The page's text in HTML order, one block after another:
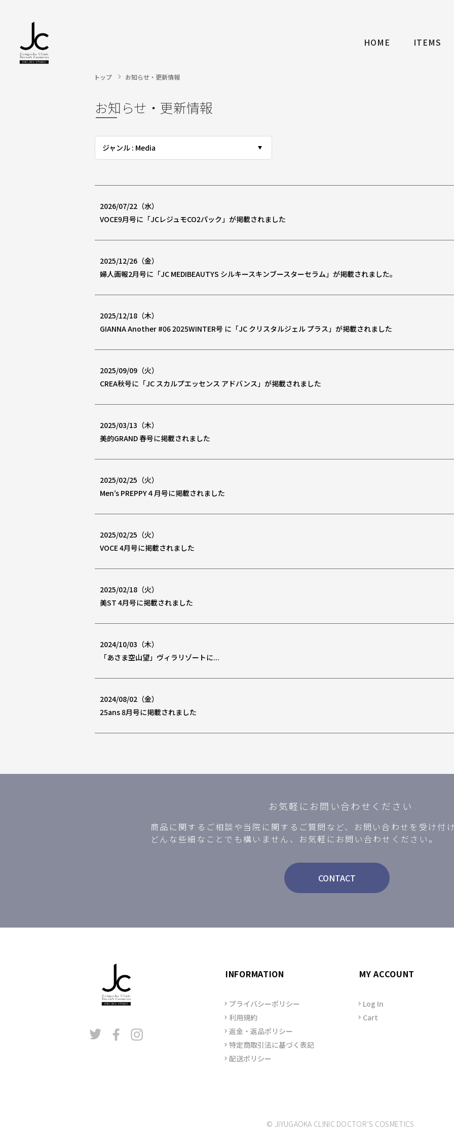
HOME ITEMS
トップ お知らせ・更新情報
お知らせ・更新情報
ジャンル : Media
2026/07/22（水）
VOCE9月号に「JCレジュモCO2パック」が掲載されました
2025/12/26（金）
婦人画報2月号に「JC MEDIBEAUTYS シルキースキンブースターセラム」が掲載されました。
2025/12/18（木）
GIANNA Another #06 2025WINTER号 に「JC クリスタルジェル プラス」が掲載されました
2025/09/09（火）
CREA秋号に「JC スカルプエッセンス アドバンス」が掲載されました
2025/03/13（木）
美的GRAND 春号に掲載されました
2025/02/25（火）
Men’s PREPPY４月号に掲載されました
2025/02/25（火）
VOCE 4月号に掲載されました
2025/02/18（火）
美ST 4月号に掲載されました
2024/10/03（木）
「あさま空山望」ヴィラリゾートに...
2024/08/02（金）
25ans 8月号に掲載されました
お気軽にお問い合わせください
商品に関するご相談や当院に関するご質問など、お問い合わせを受け付け
どんな些細なことでも構いません、お気軽にお問い合わせください。
CONTACT
INFORMATION
プライバシーポリシー
利用規約
返金・返品ポリシー
特定商取引法に基づく表記
配送ポリシー
MY ACCOUNT
Log In
Cart
© JIYUGAOKA CLINIC DOCTOR’S COSMETICS